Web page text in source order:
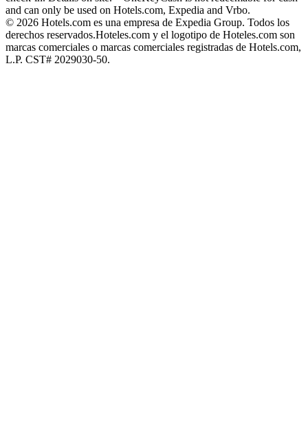
and can only be used on Hotels.com, Expedia and Vrbo.
© 2026 Hotels.com es una empresa de Expedia Group. Todos los
derechos reservados.Hoteles.com y el logotipo de Hoteles.com son
marcas comerciales o marcas comerciales registradas de Hotels.com,
L.P. CST# 2029030-50.